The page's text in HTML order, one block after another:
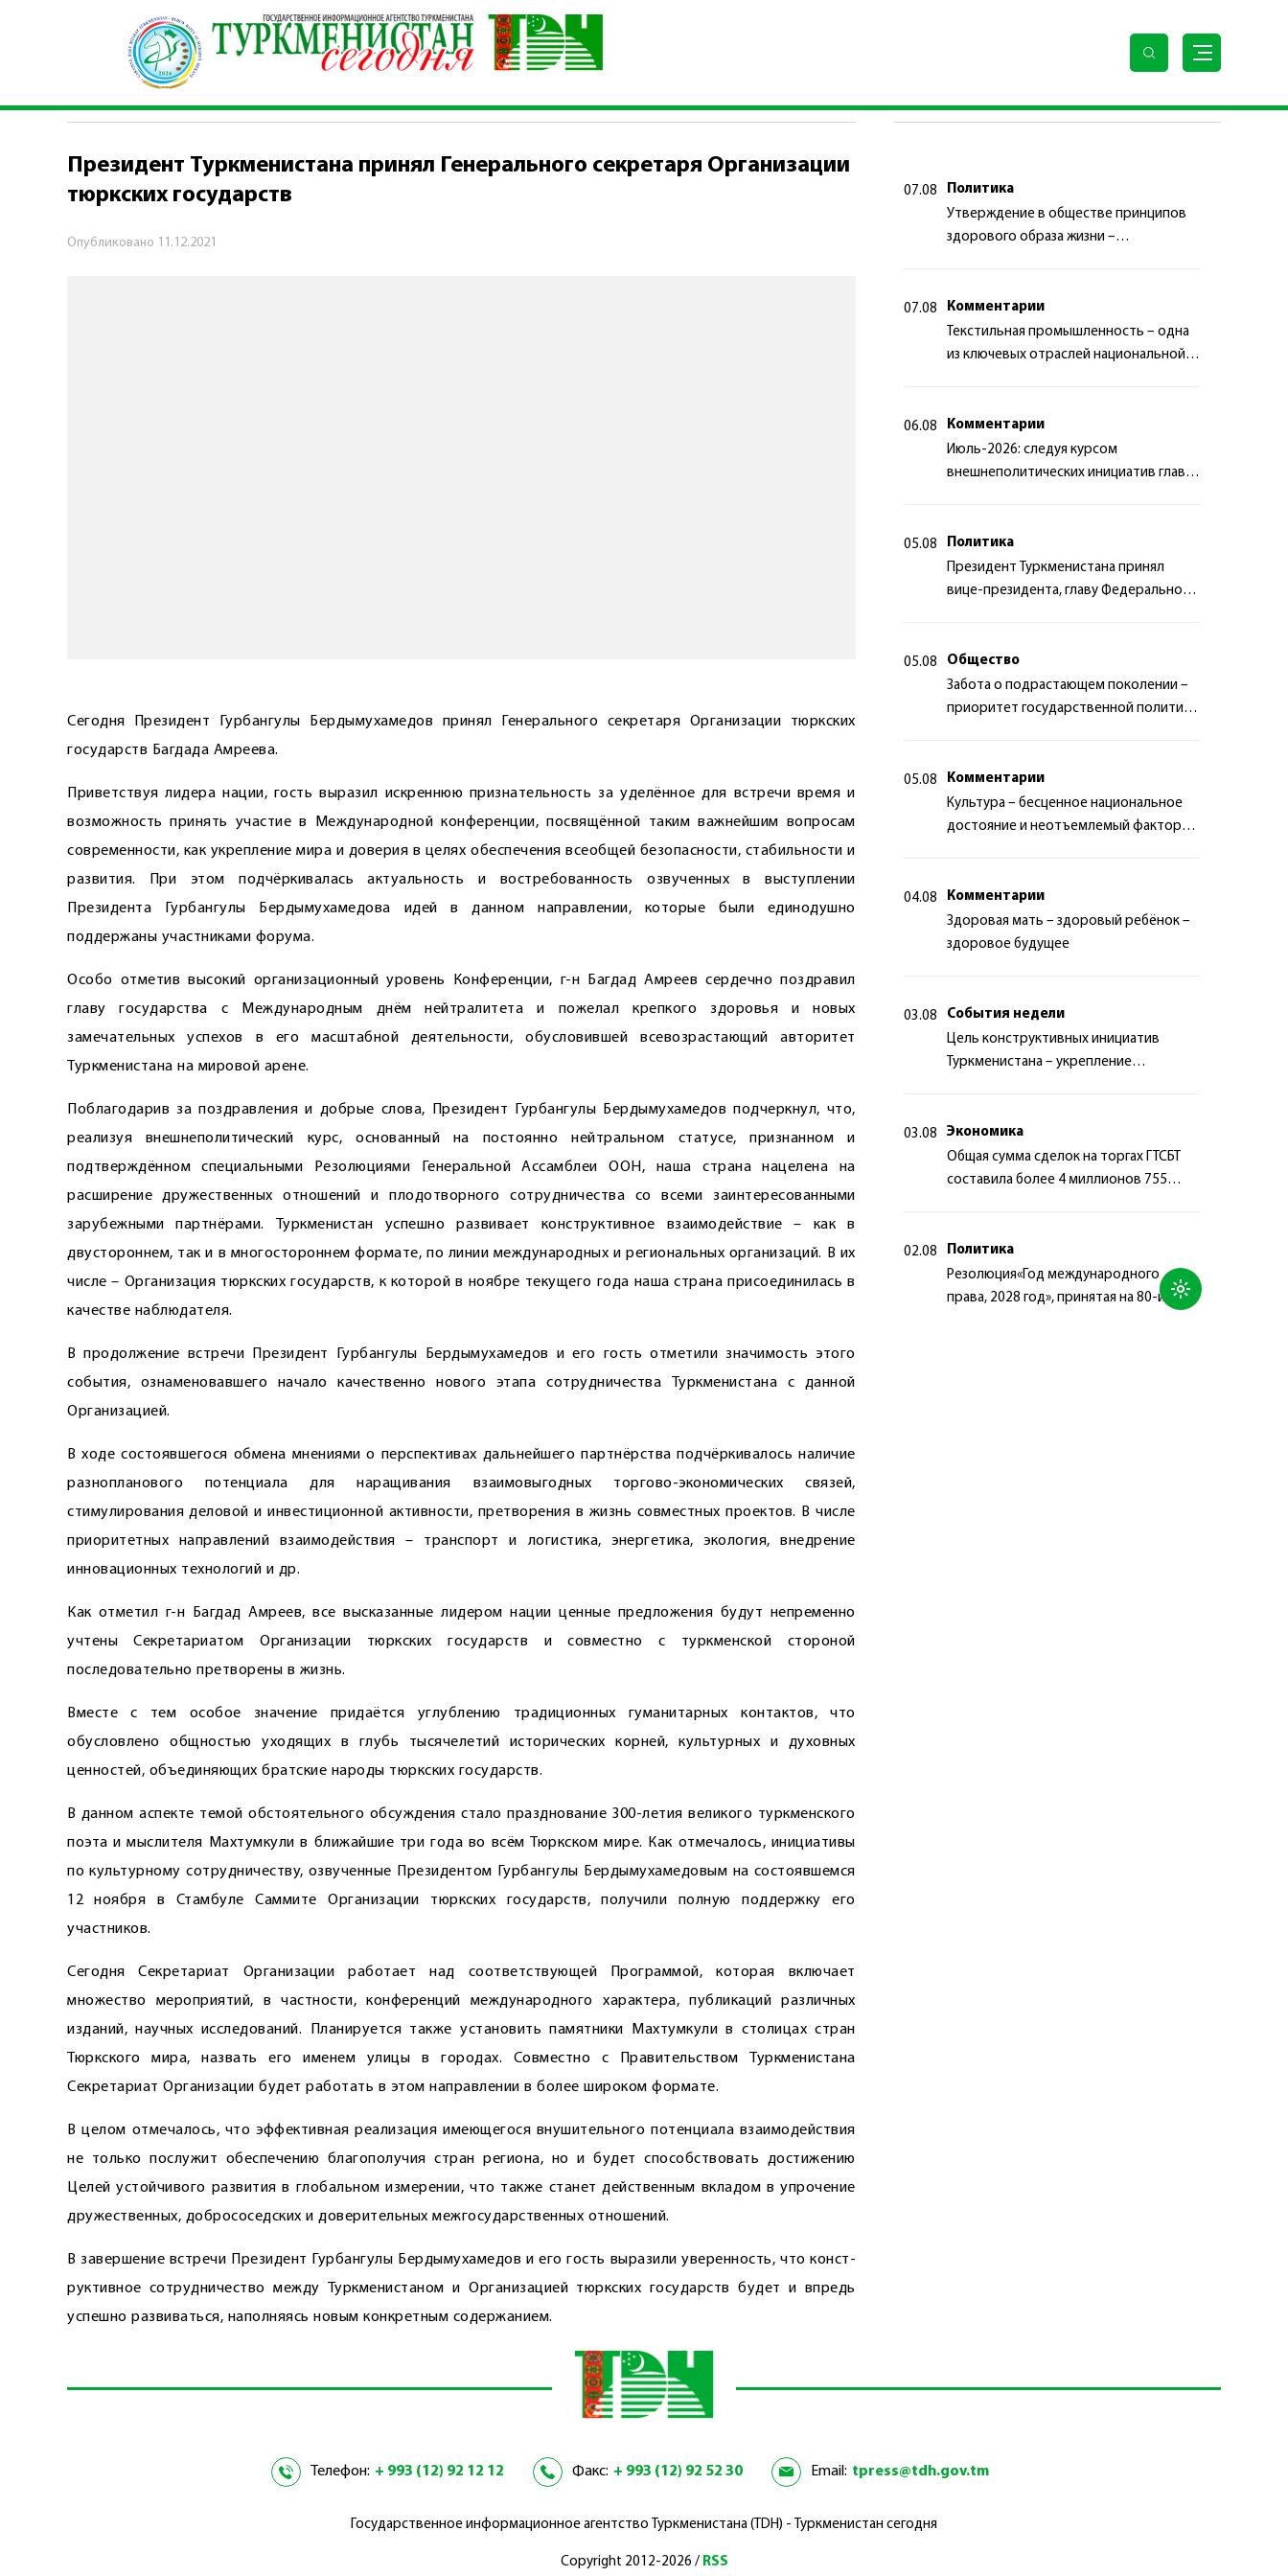
\ Политика \ Президент Туркменистана принял Генерального секретаря Организации тюркских государств
ПОЛИТИКА
Президент Туркменистана принял Генерального секретаря Организации
тюркских государств
Опубликовано 11.12.2021
Сегодня Президент Гурбангулы Бердымухамедов принял Генерального секретаря Организации тюркских
государств Багдада Амреева.
Приветствуя лидера нации, гость выразил искреннюю признательность за уделённое для встречи время и
возможность принять участие в Международной конференции, посвящённой таким важнейшим вопросам
современности, как укрепление мира и доверия в целях обеспечения всеобщей безопасности, стабильности и
развития. При этом подчёркивалась актуальность и востребованность озвученных в выступлении
Президента Гурбангулы Бердымухамедова идей в данном направлении, которые были единодушно
поддержаны участниками форума.
Особо отметив высокий организационный уровень Конференции, г-н Багдад Амреев сердечно поздравил
главу государства с Международным днём нейтралитета и пожелал крепкого здоровья и новых
замечательных успехов в его масштабной деятель­ности, обусловившей всевозрастающий авторитет
Туркменистана на мировой арене.
Поблагодарив за поздравления и добрые слова, Президент Гурбангулы Бердымухамедов подчеркнул, что,
реализуя внешнеполитический курс, основанный на постоянно нейтральном статусе, признанном и
подтверждённом специальными Резолюциями Генеральной Ассамблеи ООН, наша страна нацелена на
расширение дружественных отношений и плодотворного сотрудничества со всеми заинтересованными
зарубежными партнёрами. Туркменистан успешно развивает конструктивное взаимодействие – как в
двустороннем, так и в многостороннем формате, по линии международных и региональных организаций. В их
числе – Организация тюркских государств, к которой в ноябре текущего года наша страна присоединилась в
качестве наблюдателя.
В продолжение встречи Президент Гурбангулы Бердымухамедов и его гость отметили значимость этого
события, ознаменовавшего начало качественно нового этапа сотрудничества Туркменистана с данной
Организацией.
В ходе состоявшегося обмена мнениями о перспективах дальнейшего партнёрства подчёркивалось наличие
разнопланового потенциала для наращивания взаимовыгодных торгово-экономических связей,
стимулирования деловой и инвестиционной активности, претворения в жизнь совместных проектов. В числе
приоритетных направлений взаимодействия – транспорт и логистика, энергетика, экология, внедрение
инновационных технологий и др.
Как отметил г-н Багдад Амреев, все высказанные лидером нации ценные предложения будут непременно
учтены Секретариатом Организации тюркских государств и совместно с туркменской стороной
последовательно претворены в жизнь.
Вместе с тем особое значение придаётся углублению традиционных гуманитарных контактов, что
обусловлено общностью уходящих в глубь тысячелетий исторических корней, культурных и духовных
ценностей, объединяющих братские народы тюркских государств.
В данном аспекте темой обстоятельного обсуждения стало празднование 300-летия великого туркменского
поэта и мыслителя Махтумкули в ближайшие три года во всём Тюркском мире. Как отмечалось, инициативы
по культурному сотрудничеству, озвученные Президентом Гурбангулы Бердымухамедовым на состоявшемся
12 ноября в Стамбуле Саммите Организации тюркских государств, получили полную поддержку его
участников.
Сегодня Секретариат Организации работает над соответствующей Программой, которая включает
множество мероприятий, в частности, конференций международного характера, публикаций различных
изданий, научных исследований. Планируется также установить памятники Махтумкули в столицах стран
Тюркского мира, назвать его именем улицы в городах. Совместно с Правительством Туркменистана
Секретариат Организации будет работать в этом направлении в более широком формате.
В целом отмечалось, что эффективная реализация имеющегося внушительного потенциала взаимодействия
не только послужит обеспечению благополучия стран региона, но и будет способствовать достижению
Целей устойчивого развития в глобальном измерении, что также станет действенным вкладом в упрочение
дружественных, добрососедских и доверительных межгосударственных отношений.
В завершение встречи Президент Гурбангулы Бердымухамедов и его гость выразили уверенность, что конст­
руктивное сотрудничество между Туркменистаном и Организацией тюркских государств будет и впредь
успешно развиваться, наполняясь новым конкретным содержанием.
07.08
Политика
Утверждение в обществе принципов
здорового образа жизни –
07.08
Комментарии
Текстильная промышленность – одна
из ключевых отраслей национальной
06.08
Комментарии
Июль-2026: следуя курсом
внешнеполитических инициатив главы
05.08
Политика
Президент Туркменистана принял
вице-президента, главу Федерального
05.08
Общество
Забота о подрастающем поколении –
приоритет государственной политики
05.08
Комментарии
Культура – бесценное национальное
достояние и неотъемлемый фактор
04.08
Комментарии
Здоровая мать – здоровый ребёнок –
здоровое будущее
03.08
События недели
Цель конструктивных инициатив
Туркменистана – укрепление
03.08
Экономика
Общая сумма сделок на торгах ГТСБТ
составила более 4 миллионов 755
02.08
Политика
Резолюция«Год международного
права, 2028 год», принятая на 80-й
Телефон: + 993 (12) 92 12 12 Факс: + 993 (12) 92 52 30 Email: tpress@tdh.gov.tm
Государственное информационное агентство Туркменистана (TDH) - Туркменистан сегодня
Copyright 2012-2026 / RSS